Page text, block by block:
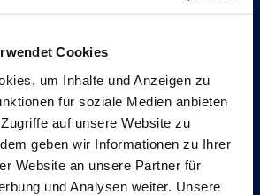
Cookies
um Inhalte und Anzeigen zu
für soziale Medien anbieten
auf unsere Website zu
geben wir Informationen zu Ihrer
Website an unsere Partner für
und Analysen weiter. Unsere
Anmelden